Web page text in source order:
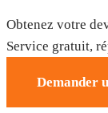
Obtenez votre
Service gratuit,
Demander